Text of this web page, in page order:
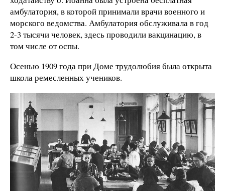
амбулатория, в которой принимали врачи военного и
морского ведомства. Амбулатория обслуживала в год
2-3 тысячи человек, здесь проводили вакцинацию, в
том числе от оспы.
Осенью 1909 года при Доме трудолюбия была открыта
школа ремесленных учеников.